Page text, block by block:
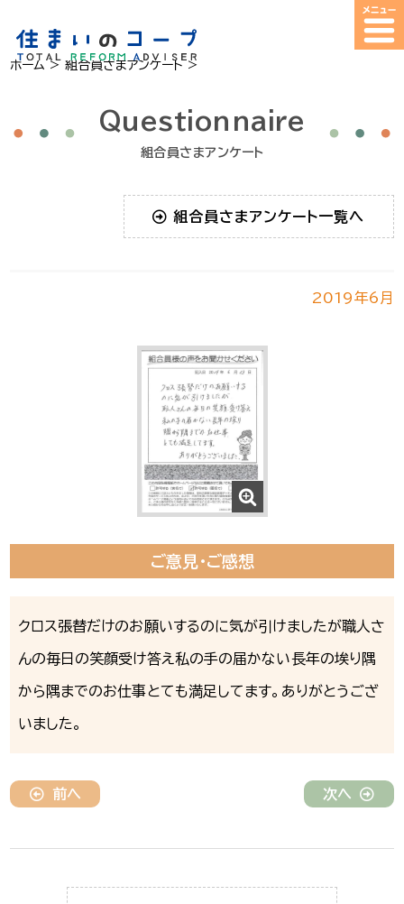
ホーム >組合員さまアンケート >
Questionnaire
組合員さまアンケート
組合員さまアンケート一覧へ
2019年6月
ご意見・ご感想
クロス張替だけのお願いするのに気が引けましたが職人さ
んの毎日の笑顔受け答え私の手の届かない長年の埃り隅
から隅までのお仕事とても満足してます。ありがとうござ
いました。
前へ 次へ